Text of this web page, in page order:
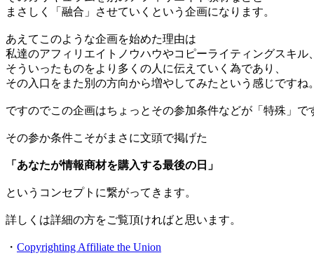
まさしく「融合」させていくという企画になります。
あえてこのような企画を始めた理由は
私達のアフィリエイトノウハウやコピーライティングスキル、
そういったものをより多くの人に伝えていく為であり、
その入口をまた別の方向から増やしてみたという感じですね。
ですのでこの企画はちょっとその参加条件などが「特殊」で
その参か条件こそがまさに文頭で掲げた
「あなたが情報商材を購入する最後の日」
というコンセプトに繋がってきます。
詳しくは詳細の方をご覧頂ければと思います。
・ Copyrighting Affiliate the Union